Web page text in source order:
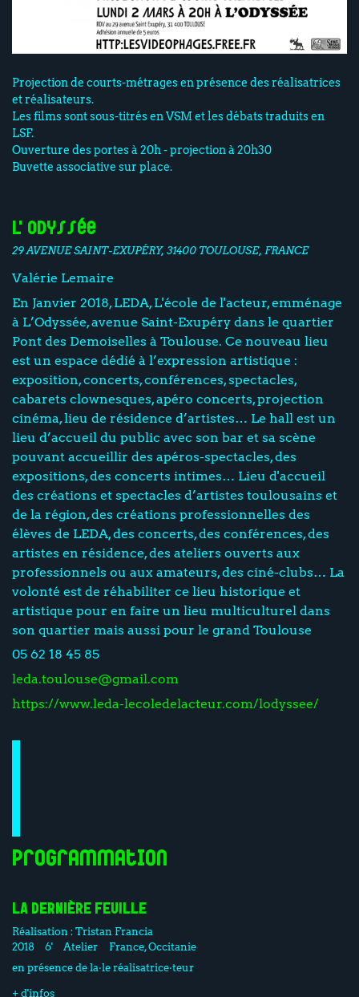
Projection de courts-métrages en présence des réalisatrices
et réalisateurs.
Les films sont sous-titrés en VSM et les débats traduits en
LSF.
Ouverture des portes à 20h - projection à 20h30
Buvette associative sur place.
L'Odyssée
29 AVENUE SAINT-EXUPÉRY, 31400 TOULOUSE, FRANCE
Valérie Lemaire
En Janvier 2018, LEDA, L'école de l'acteur, emménage
à L’Odyssée, avenue Saint-Exupéry dans le quartier
Pont des Demoiselles à Toulouse. Ce nouveau lieu
est un espace dédié à l’expression artistique :
exposition, concerts, conférences, spectacles,
cabarets clownesques, apéro concerts, projection
cinéma, lieu de résidence d’artistes… Le hall est un
lieu d’accueil du public avec son bar et sa scène
pouvant accueillir des apéros-spectacles, des
expositions, des concerts intimes… Lieu d'accueil
des créations et spectacles d’artistes toulousains et
de la région, des créations professionnelles des
élèves de LEDA, des concerts, des conférences, des
artistes en résidence, des ateliers ouverts aux
professionnels ou aux amateurs, des ciné-clubs… La
volonté est de réhabiliter ce lieu historique et
artistique pour en faire un lieu multiculturel dans
son quartier mais aussi pour le grand Toulouse
05 62 18 45 85
leda.toulouse@gmail.com
https://www.leda-lecoledelacteur.com/lodyssee/
Programmation
LA DERNIÈRE FEUILLE
Réalisation :Tristan Francia
2018
6' Atelier
France, Occitanie
en présence de la·le réalisatrice·teur
+ d'infos